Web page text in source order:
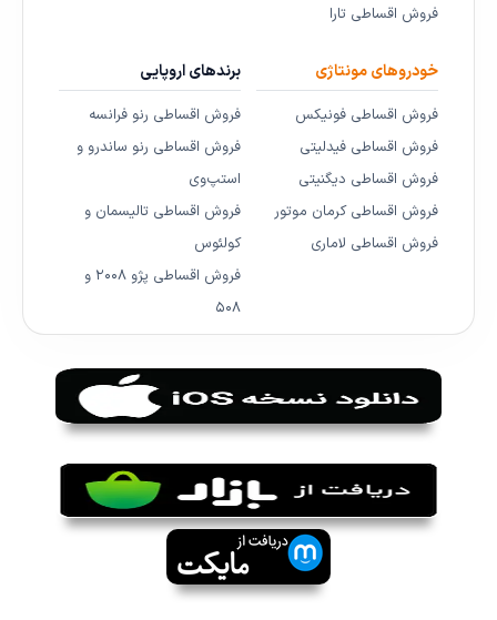
فروش اقساطی تارا
خودروهای مونتاژی
فروش اقساطی فونیکس
فروش اقساطی فیدلیتی
فروش اقساطی دیگنیتی
فروش اقساطی کرمان موتور
فروش اقساطی لاماری
برندهای اروپایی
فروش اقساطی رنو فرانسه
فروش اقساطی رنو ساندرو و
استپ‌وی
فروش اقساطی تالیسمان و
کولئوس
فروش اقساطی پژو ۲۰۰۸ و
۵۰۸